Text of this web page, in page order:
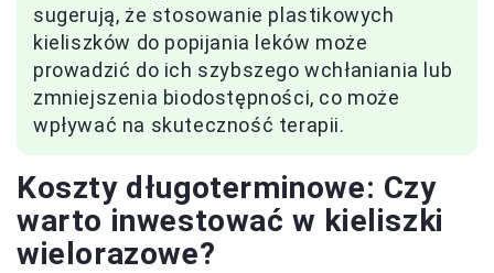
sugerują, że stosowanie plastikowych
kieliszków do popijania leków może
prowadzić do ich szybszego wchłaniania lub
zmniejszenia biodostępności, co może
wpływać na skuteczność terapii.
Koszty długoterminowe: Czy
warto inwestować w kieliszki
wielorazowe?